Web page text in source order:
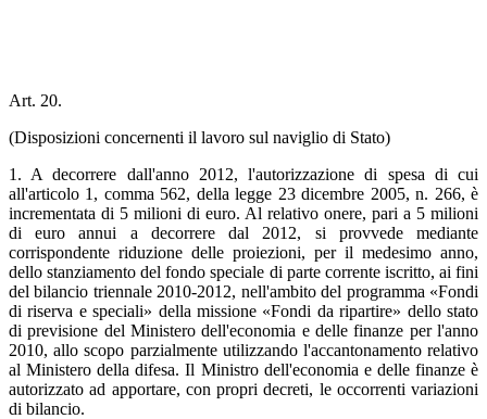
Art. 20.
(Disposizioni concernenti il lavoro sul naviglio di Stato)
1. A decorrere dall'anno 2012, l'autorizzazione di spesa di cui
all'articolo 1, comma 562, della legge 23 dicembre 2005, n. 266, è
incrementata di 5 milioni di euro. Al relativo onere, pari a 5 milioni
di euro annui a decorrere dal 2012, si provvede mediante
corrispondente riduzione delle proiezioni, per il medesimo anno,
dello stanziamento del fondo speciale di parte corrente iscritto, ai fini
del bilancio triennale 2010-2012, nell'ambito del programma «Fondi
di riserva e speciali» della missione «Fondi da ripartire» dello stato
di previsione del Ministero dell'economia e delle finanze per l'anno
2010, allo scopo parzialmente utilizzando l'accantonamento relativo
al Ministero della difesa. Il Ministro dell'economia e delle finanze è
autorizzato ad apportare, con propri decreti, le occorrenti variazioni
di bilancio.